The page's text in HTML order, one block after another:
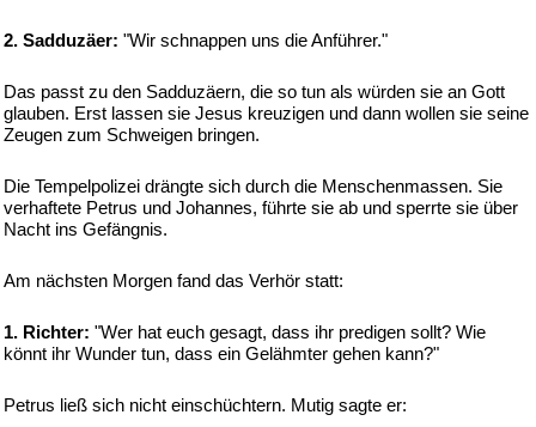
2. Sadduzäer: "Wir schnappen uns die Anführer."
Das passt zu den Sadduzäern, die so tun als würden sie an Gott
glauben. Erst lassen sie Jesus kreuzigen und dann wollen sie seine
Zeugen zum Schweigen bringen.
Die Tempelpolizei drängte sich durch die Menschenmassen. Sie
verhaftete Petrus und Johannes, führte sie ab und sperrte sie über
Nacht ins Gefängnis.
Am nächsten Morgen fand das Verhör statt:
1. Richter: "Wer hat euch gesagt, dass ihr predigen sollt? Wie
könnt ihr Wunder tun, dass ein Gelähmter gehen kann?"
Petrus ließ sich nicht einschüchtern. Mutig sagte er: